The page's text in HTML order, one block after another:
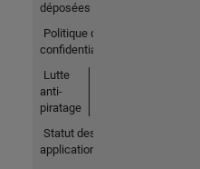
déposées
Politique de
confidentialité
Lutte
anti-
piratage
Statut des
applications